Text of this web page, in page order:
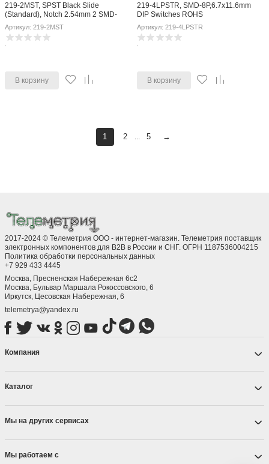
219-2MST, SPST Black Slide
(Standard), Notch 2.54mm 2 SMD-
4P,6.6x6.7mm DIP Switches ROHS
Артикул: 219-2MST
В корзину
219-4LPSTR, SMD-8P,6.7x11.6mm
DIP Switches ROHS
Артикул: 219-4LPSTR
В корзину
1 2 ... 5 →
2017-2024 © Телеметрия ООО - интернет-магазин. Телеметрия поставщик
электронных компонентов для B2B в России и СНГ. ОГРН 1187536004215
Политика обработки персональных данных
+7 929 433 4445
Москва, Пресненская Набережная 6с2
Москва, ​Бульвар Маршала Рокоссовского, 6
Иркутск, ​Цесовская Набережная, 6
telemetrya@yandex.ru
Компания
Каталог
Мы на других сервисах
Мы работаем с